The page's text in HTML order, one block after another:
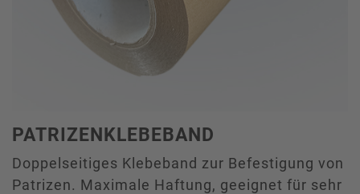
PATRIZENKLEBEBAND
Doppelseitiges Klebeband zur Befestigung von
Patrizen. Maximale Haftung, geeignet für sehr